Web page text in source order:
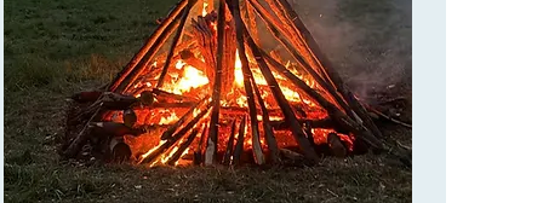
Merci pour votre envoi.